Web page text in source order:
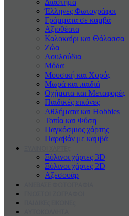
Διάστημα
Έλληνες Φωτογράφοι
Γράμματα σε καμβά
Αξιοθέατα
Καλοκαiρι και Θάλασσα
Ζώα
Λουλούδια
Μόδα
Μουσική και Χορός
Μωρά και παιδιά
Οχήματα και Μεταφορές
Παιδικές εικόνες
Αθλήματα και Hobbies
Τοπία και Φύση
Παγκόσμιος χάρτης
Παραβάν με καμβά
Ξύλινοι χάρτες 3D
Ξύλινοι χάρτες 2D
Αξεσουάρ